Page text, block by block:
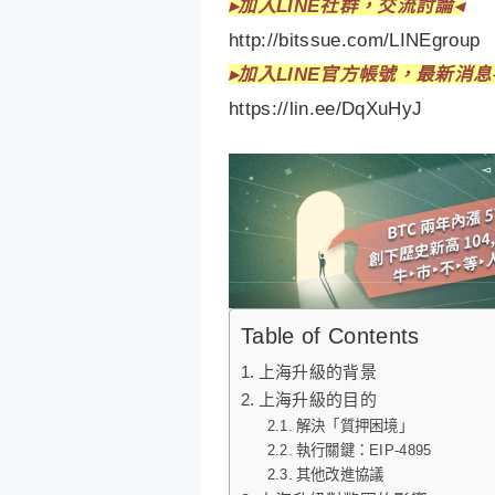
▸加入LINE社群，交流討論◂
http://bitssue.com/LINEgroup
▸加入LINE官方帳號，最新消息
https://lin.ee/DqXuHyJ
Table of Contents
上海升級的背景
上海升級的目的
解決「質押困境」
執行關鍵：EIP-4895
其他改進協議